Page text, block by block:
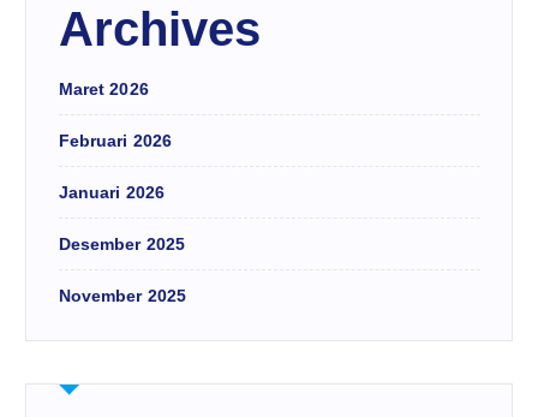
Archives
Maret 2026
Februari 2026
Januari 2026
Desember 2025
November 2025